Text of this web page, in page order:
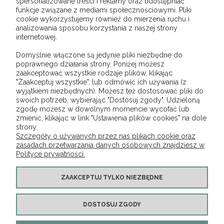
DO KOSZYKA
« 1 2 3 »
O NAS
OBSŁUGA KLIENTA
MOJE KONTO
funkcje związane z mediami społecznościowymi. Pliki
cookie wykorzystujemy również do mierzenia ruchu i
analizowania sposobu korzystania z naszej strony
internetowej.
Domyślnie włączone są jedynie pliki niezbędne do
poprawnego działania strony. Poniżej możesz
zaakceptować wszystkie rodzaje plików, klikając
"Zaakceptuj wszystkie", lub odmówić ich używania (z
wyjątkiem niezbędnych). Możesz też dostosować pliki do
swoich potrzeb, wybierając "Dostosuj zgody". Udzieloną
zgodę możesz w dowolnym momencie wycofać lub
zmienić, klikając w link "Ustawienia plików cookies" na dole
strony.
Szczegóły o używanych przez nas plikach cookie oraz
zasadach przetwarzania danych osobowych znajdziesz w
Polityce prywatności.
ZAAKCEPTUJ TYLKO NIEZBĘDNE
DOSTOSUJ ZGODY